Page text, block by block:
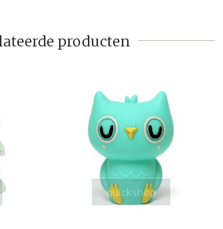
producten
quickshop